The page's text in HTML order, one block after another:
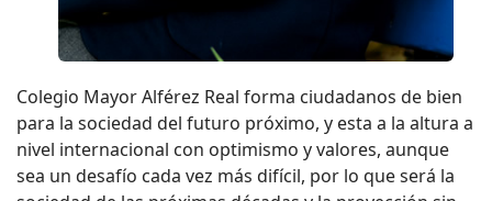
Colegio Mayor Alférez Real forma ciudadanos de bien
para la sociedad del futuro próximo, y esta a la altura a
nivel internacional con optimismo y valores, aunque
sea un desafío cada vez más difícil, por lo que será la